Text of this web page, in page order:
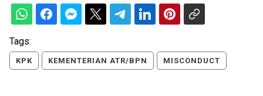
Tags:
KPK KEMENTERIAN ATR/BPN MISCONDUCT